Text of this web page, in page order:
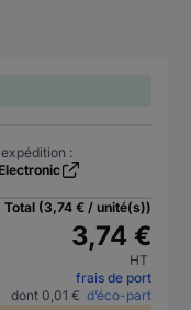
:
Total (3,74 € / unité(s))
3,74 €
HT
frais de port
dont 0,01 € d’éco-part